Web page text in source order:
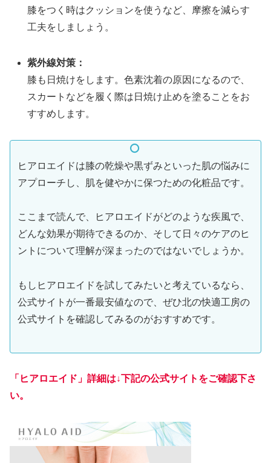
膝をつく時はクッションを使うなど、摩擦を減らす
工夫をしましょう。
紫外線対策：
膝も日焼けをします。色素沈着の原因になるので、
スカートなどを履く際は日焼け止めを塗ることをお
すすめします。
ヒアロエイドは膝の乾燥や黒ずみといった肌の悩みに
アプローチし、肌を健やかに保つための化粧品です。
ここまで読んで、ヒアロエイドがどのような疾風で、
どんな効果が期待できるのか、そして日々のケアのヒ
ントについて理解が深まったのではないでしょうか。
もしヒアロエイドを試してみたいと考えているなら、
公式サイトが一番最安値なので、ぜひ北の快適工房の
公式サイトを確認してみるのがおすすめです。
「ヒアロエイド」詳細は↓下記の公式サイトをご確認下さ
い。